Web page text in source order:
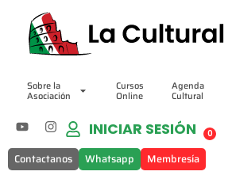
Sobre la
Asociación
Cursos
Online
Agenda
Cultural
INICIAR SESIÓN 0
Contactanos Whatsapp Membresía